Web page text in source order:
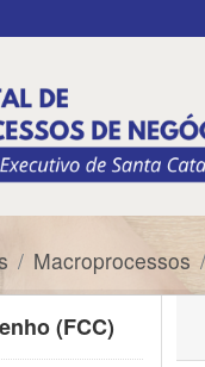
Macroprocessos
(FCC)